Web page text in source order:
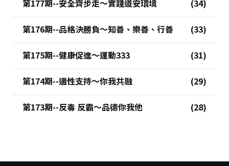
第177期--安全齊步走～實踐道安環境
第176期--品格決勝負～知善、樂善、行善
第175期--健康促進～運動333
第174期--適性支持～你我共融
第173期--反毒 反霸～品德你我他